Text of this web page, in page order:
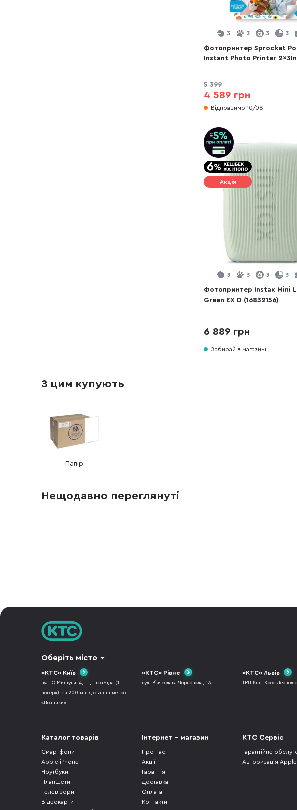
3 3 3 3
Фотопринтер Sprocket
Instant Photo Printer
5 399
4 589 грн
Відправимо 10/08
Акція
3 3 3 3
Фотопринтер Instax Mini
Green EX D (16832156)
6 889 грн
Забирай в магазині
З цим купують
Папір
Нещодавно переглянуті
Оберіть місто
«КТС» Київ
вул. О.Мишуги, 4, ТЦ Піраміда (1
поверх), за 200 м від станції метро
«Позняки».
«КТС» Рівне
вул. В`ячеслава Чорновола, 17а
«КТС» Львів
ТРЦ Кінг Крос
Каталог товарів
Смартфони
Apple iPhone
Ноутбуки
Планшети
Телевізори
Відеокарти
Інтернет - магазин
Про нас
Акції
Гарантія
Доставка
Оплата
Контакти
КТС Сервіс
Гарантійне
Авторизація Apple